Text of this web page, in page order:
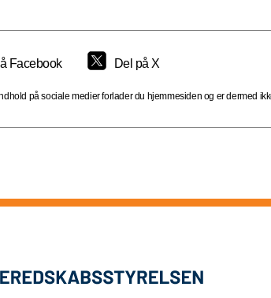
Facebook Del på X
på sociale medier forlader du hjemmesiden og er dermed